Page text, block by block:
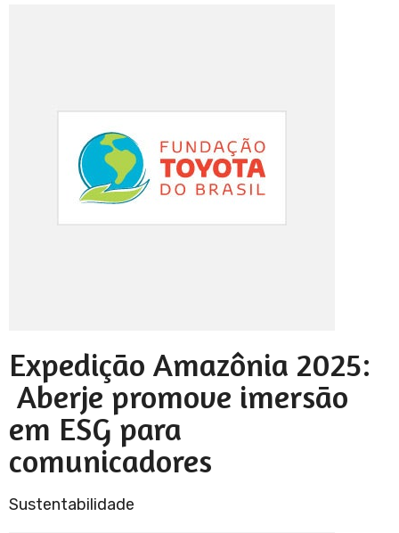
Expedição Amazônia 2025:
Aberje promove imersão
em ESG para
comunicadores
Sustentabilidade